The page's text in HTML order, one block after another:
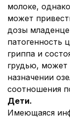
молоке,
может
дозы
патогенность
гриппа и
грудью, может
назначении
соотношения
Дети.
Имеющаяся